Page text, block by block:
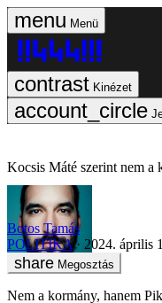
Menü
Kinézet
Kocsis Máté szerint nem a
Botos Tamás
POLITIKA
2024. április
Megosztás
Nem a kormány, hanem